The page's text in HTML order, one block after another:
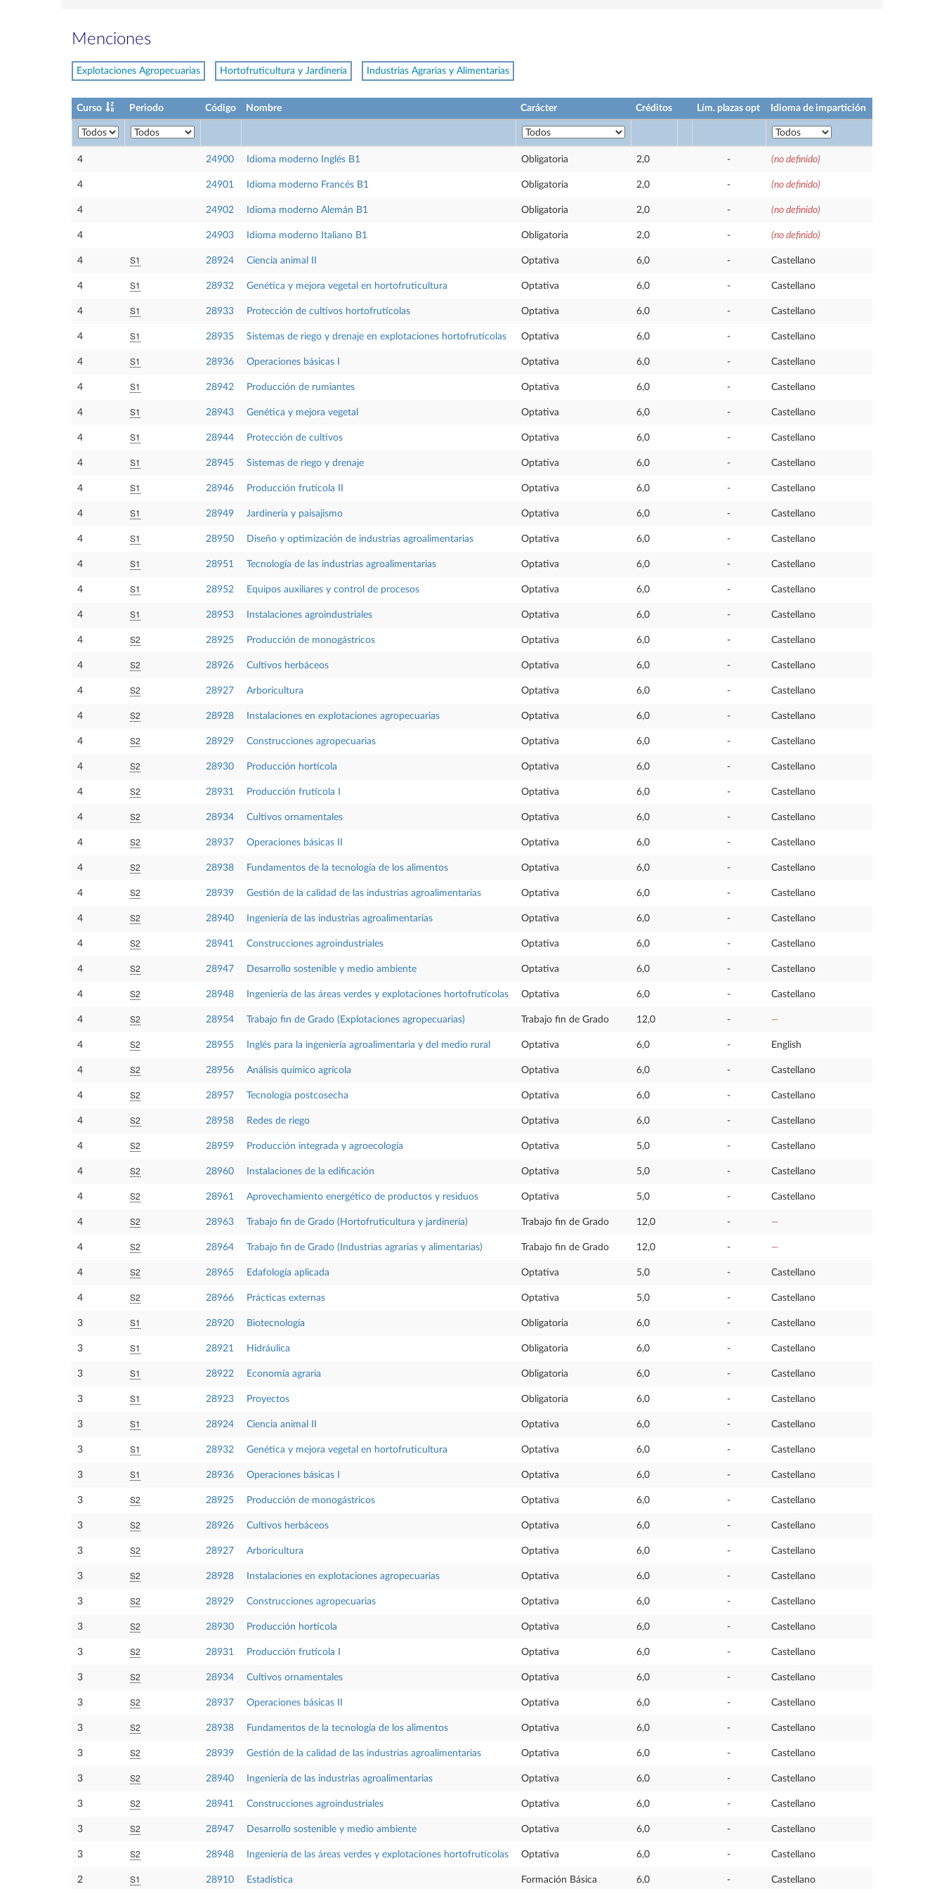
Menciones
Explotaciones Agropecuarias Hortofruticultura y Jardinería Industrias Agrarias y Alimentarias
Curso Periodo Código Nombre Carácter Créditos Lím. plazas opt Idioma de impartición
4 24900 Idioma moderno Inglés B1 Obligatoria 2,0 - (no definido)
4 24901 Idioma moderno Francés B1 Obligatoria 2,0 - (no definido)
4 24902 Idioma moderno Alemán B1 Obligatoria 2,0 - (no definido)
4 24903 Idioma moderno Italiano B1 Obligatoria 2,0 - (no definido)
4 S1 28924 Ciencia animal II Optativa 6,0 - Castellano
4 S1 28932 Genética y mejora vegetal en hortofruticultura Optativa 6,0 - Castellano
4 S1 28933 Protección de cultivos hortofrutícolas Optativa 6,0 - Castellano
4 S1 28935 Sistemas de riego y drenaje en explotaciones hortofrutícolas Optativa 6,0 - Castellano
4 S1 28936 Operaciones básicas I Optativa 6,0 - Castellano
4 S1 28942 Producción de rumiantes Optativa 6,0 - Castellano
4 S1 28943 Genética y mejora vegetal Optativa 6,0 - Castellano
4 S1 28944 Protección de cultivos Optativa 6,0 - Castellano
4 S1 28945 Sistemas de riego y drenaje Optativa 6,0 - Castellano
4 S1 28946 Producción frutícola II Optativa 6,0 - Castellano
4 S1 28949 Jardinería y paisajismo Optativa 6,0 - Castellano
4 S1 28950 Diseño y optimización de industrias agroalimentarias Optativa 6,0 - Castellano
4 S1 28951 Tecnología de las industrias agroalimentarias Optativa 6,0 - Castellano
4 S1 28952 Equipos auxiliares y control de procesos Optativa 6,0 - Castellano
4 S1 28953 Instalaciones agroindustriales Optativa 6,0 - Castellano
4 S2 28925 Producción de monogástricos Optativa 6,0 - Castellano
4 S2 28926 Cultivos herbáceos Optativa 6,0 - Castellano
4 S2 28927 Arboricultura Optativa 6,0 - Castellano
4 S2 28928 Instalaciones en explotaciones agropecuarias Optativa 6,0 - Castellano
4 S2 28929 Construcciones agropecuarias Optativa 6,0 - Castellano
4 S2 28930 Producción hortícola Optativa 6,0 - Castellano
4 S2 28931 Producción frutícola I Optativa 6,0 - Castellano
4 S2 28934 Cultivos ornamentales Optativa 6,0 - Castellano
4 S2 28937 Operaciones básicas II Optativa 6,0 - Castellano
4 S2 28938 Fundamentos de la tecnología de los alimentos Optativa 6,0 - Castellano
4 S2 28939 Gestión de la calidad de las industrias agroalimentarias Optativa 6,0 - Castellano
4 S2 28940 Ingeniería de las industrias agroalimentarias Optativa 6,0 - Castellano
4 S2 28941 Construcciones agroindustriales Optativa 6,0 - Castellano
4 S2 28947 Desarrollo sostenible y medio ambiente Optativa 6,0 - Castellano
4 S2 28948 Ingeniería de las áreas verdes y explotaciones hortofrutícolas Optativa 6,0 - Castellano
4 S2 28954 Trabajo fin de Grado (Explotaciones agropecuarias) Trabajo fin de Grado 12,0 - —
4 S2 28955 Inglés para la ingeniería agroalimentaria y del medio rural Optativa 6,0 - English
4 S2 28956 Análisis químico agrícola Optativa 6,0 - Castellano
4 S2 28957 Tecnología postcosecha Optativa 6,0 - Castellano
4 S2 28958 Redes de riego Optativa 6,0 - Castellano
4 S2 28959 Producción integrada y agroecología Optativa 5,0 - Castellano
4 S2 28960 Instalaciones de la edificación Optativa 5,0 - Castellano
4 S2 28961 Aprovechamiento energético de productos y residuos Optativa 5,0 - Castellano
4 S2 28963 Trabajo fin de Grado (Hortofruticultura y jardinería) Trabajo fin de Grado 12,0 - —
4 S2 28964 Trabajo fin de Grado (Industrias agrarias y alimentarias) Trabajo fin de Grado 12,0 - —
4 S2 28965 Edafología aplicada Optativa 5,0 - Castellano
4 S2 28966 Prácticas externas Optativa 5,0 - Castellano
3 S1 28920 Biotecnología Obligatoria 6,0 - Castellano
3 S1 28921 Hidráulica Obligatoria 6,0 - Castellano
3 S1 28922 Economía agraria Obligatoria 6,0 - Castellano
3 S1 28923 Proyectos Obligatoria 6,0 - Castellano
3 S1 28924 Ciencia animal II Optativa 6,0 - Castellano
3 S1 28932 Genética y mejora vegetal en hortofruticultura Optativa 6,0 - Castellano
3 S1 28936 Operaciones básicas I Optativa 6,0 - Castellano
3 S2 28925 Producción de monogástricos Optativa 6,0 - Castellano
3 S2 28926 Cultivos herbáceos Optativa 6,0 - Castellano
3 S2 28927 Arboricultura Optativa 6,0 - Castellano
3 S2 28928 Instalaciones en explotaciones agropecuarias Optativa 6,0 - Castellano
3 S2 28929 Construcciones agropecuarias Optativa 6,0 - Castellano
3 S2 28930 Producción hortícola Optativa 6,0 - Castellano
3 S2 28931 Producción frutícola I Optativa 6,0 - Castellano
3 S2 28934 Cultivos ornamentales Optativa 6,0 - Castellano
3 S2 28937 Operaciones básicas II Optativa 6,0 - Castellano
3 S2 28938 Fundamentos de la tecnología de los alimentos Optativa 6,0 - Castellano
3 S2 28939 Gestión de la calidad de las industrias agroalimentarias Optativa 6,0 - Castellano
3 S2 28940 Ingeniería de las industrias agroalimentarias Optativa 6,0 - Castellano
3 S2 28941 Construcciones agroindustriales Optativa 6,0 - Castellano
3 S2 28947 Desarrollo sostenible y medio ambiente Optativa 6,0 - Castellano
3 S2 28948 Ingeniería de las áreas verdes y explotaciones hortofrutícolas Optativa 6,0 - Castellano
2 S1 28910 Estadística Formación Básica 6,0 - Castellano